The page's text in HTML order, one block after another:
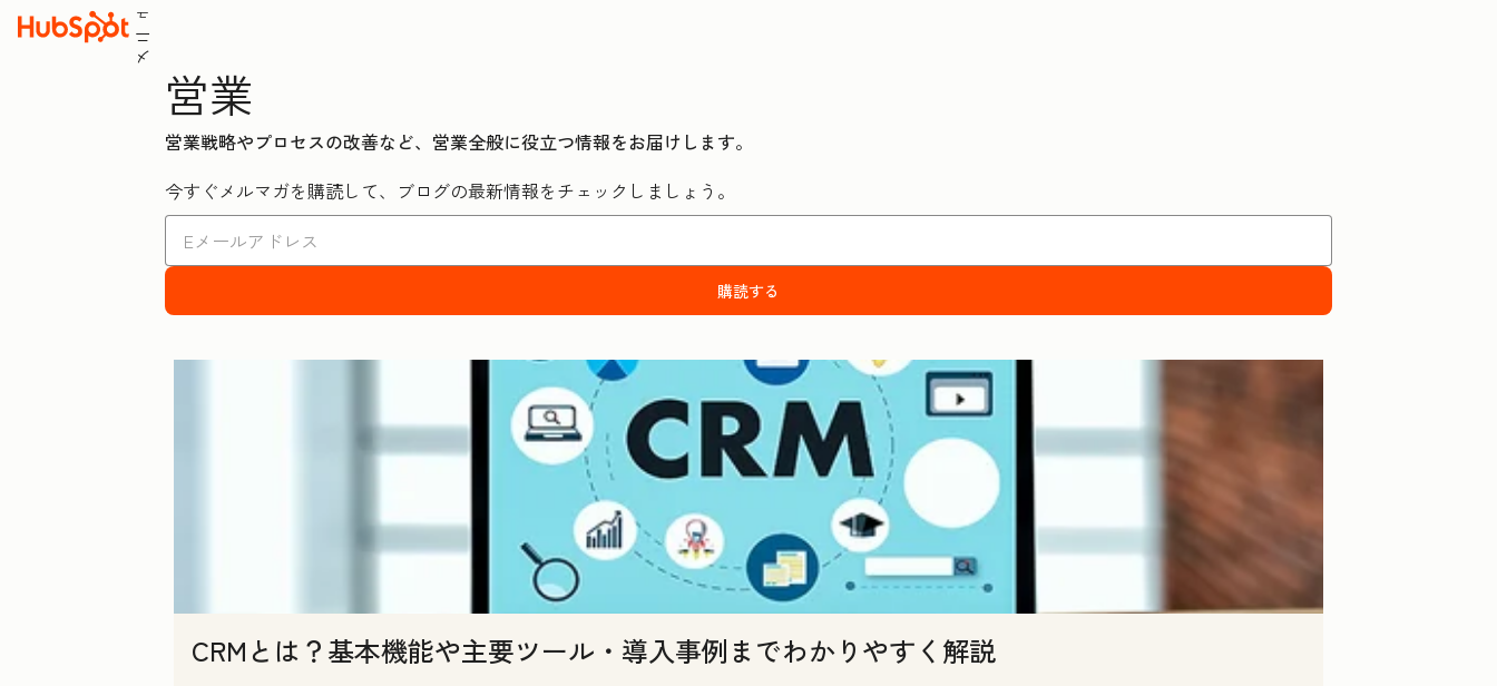
メ
ニ
ュ
営業
営業戦略やプロセスの改善など、営業全般に役立つ情報をお届けします。
今すぐメルマガを購読して、ブログの最新情報をチェックしましょう。
購読する
CRMとは？基本機能や主要ツール・導入事例までわかりやすく解説